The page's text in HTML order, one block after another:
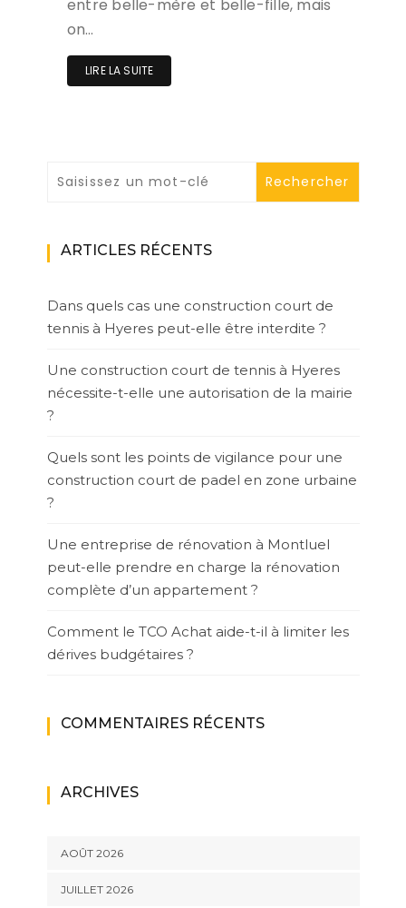
entre belle-mère et belle-fille, mais
on…
LIRE LA SUITE
ARTICLES RÉCENTS
Dans quels cas une construction court de
tennis à Hyeres peut-elle être interdite ?
Une construction court de tennis à Hyeres
nécessite-t-elle une autorisation de la mairie
?
Quels sont les points de vigilance pour une
construction court de padel en zone urbaine
?
Une entreprise de rénovation à Montluel
peut-elle prendre en charge la rénovation
complète d’un appartement ?
Comment le TCO Achat aide-t-il à limiter les
dérives budgétaires ?
COMMENTAIRES RÉCENTS
ARCHIVES
AOÛT 2026
JUILLET 2026